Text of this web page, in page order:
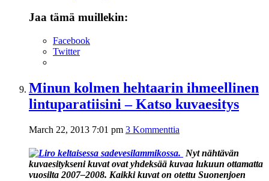
Jaa tämä muillekin:
Facebook
Twitter
Minun kolmen hehtaarin ihmeellinen
lintuparatiisini – Katso kuvaesitys
March 22, 2013 7:01 pm 3 Kommenttia
Nyt nähtävän
kuvaesitykseni kuvat ovat yhdeksää kuvaa lukuun ottamatta
vuosilta 2007–2008. Kaikki kuvat on otettu Suonenjoen